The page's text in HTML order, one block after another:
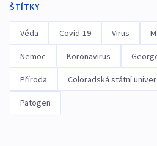
ŠTÍTKY
Věda Covid-19 Virus
Nemoc Koronavirus
Příroda Coloradská státní
Patogen